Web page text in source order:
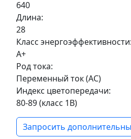
640
Длина:
28
Класс энергоэффективности:
A+
Род тока:
Переменный ток (AC)
Индекс цветопередачи:
80-89 (класс 1В)
Запросить